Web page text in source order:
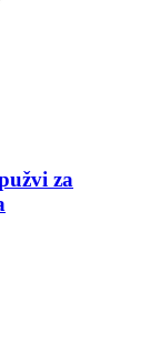
za